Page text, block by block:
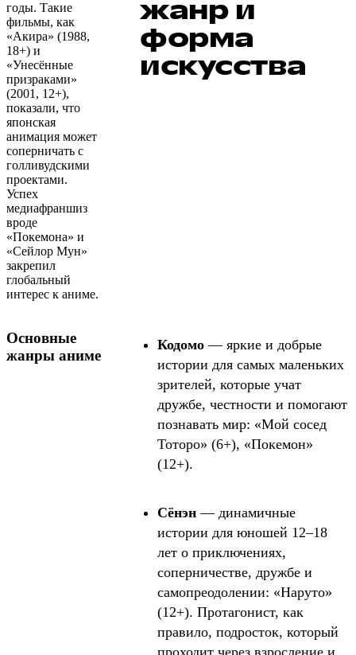
годы. Такие
фильмы, как
«Акира» (1988,
18+) и
«Унесённые
призраками»
(2001, 12+),
показали, что
японская
анимация может
соперничать с
голливудскими
проектами.
Успех
медиафраншиз
вроде
«Покемона» и
«Сейлор Мун»
закрепил
глобальный
интерес к аниме.
жанр и
форма
искусства
Основные
жанры аниме
Кодомо — яркие и добрые
истории для самых маленьких
зрителей, которые учат
дружбе, честности и помогают
познавать мир: «Мой сосед
Тоторо» (6+), «Покемон»
(12+).
Сёнэн — динамичные
истории для юношей 12–18
лет о приключениях,
соперничестве, дружбе и
самопреодолении: «Наруто»
(12+). Протагонист, как
правило, подросток, который
проходит через взросление и